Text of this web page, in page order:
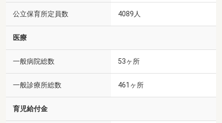
公立保育所定員数 4089人
医療
一般病院総数 53ヶ所
一般診療所総数 461ヶ所
育児給付金